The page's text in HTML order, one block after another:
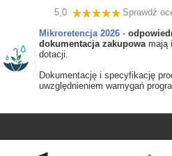
5,0
Sprawdź
Mikroretencja 2026 -
dokumentacja zakupowamają
dotacji.
Dokumentację i specyfikację
uwzględnieniem wamygań